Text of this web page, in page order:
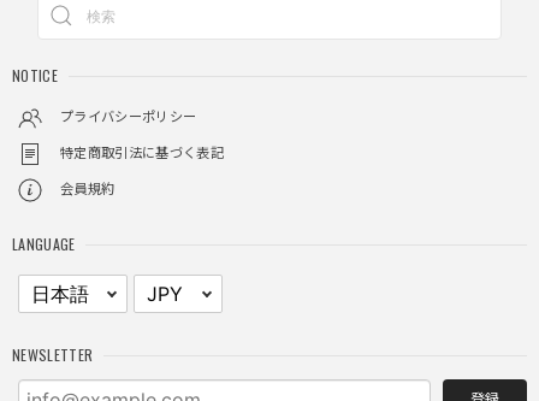
リティ
る。特に腕周りがいい感じ。
NCLLW ホイッスルネックレス / NCLLW Whistle Necklace
NOTICE
プライバシーポリシー
特定商取引法に基づく表記
会員規約
LANGUAGE
NEWSLETTER